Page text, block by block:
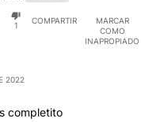
1
COMPARTIR
MARCAR
COMO
INAPROPIADO
2022
completito